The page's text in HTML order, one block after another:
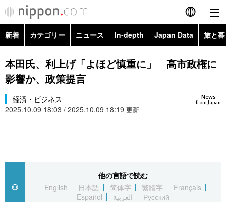
English
简体字
Русский
カテゴリー
国際
アーカイブ
Japan Data
新着 カテゴリー ニュース In-depth Japan Data 旅と
政治・外交
経済・ビジネス
国際・海外
文化
科学・技術
Topics
本田氏、利上げ「よほど慎重に」 高市政権に
影響か、政策提言
News
from Japan
経済・ビジネス
2025.10.09 18:03 / 2025.10.09 18:19 更新
他の言語で読む
English
日本語 简体字 繁體字
Français
Español
العربية Русский